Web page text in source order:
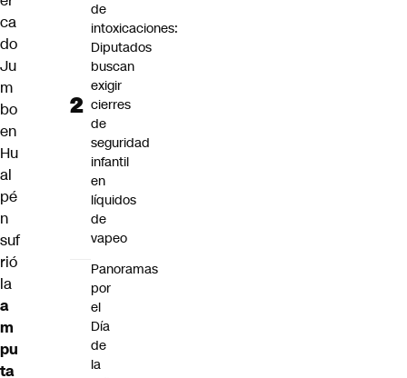
ca
do
Ju
m
bo
en
Hu
al
pé
n
suf
rió
la
a
m
pu
ta
de
intoxicaciones:
Diputados
buscan
exigir
cierres
de
seguridad
infantil
en
líquidos
de
vapeo
Panoramas
por
el
Día
de
la